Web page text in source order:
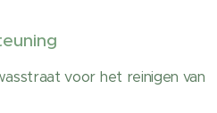
voor het reinigen van